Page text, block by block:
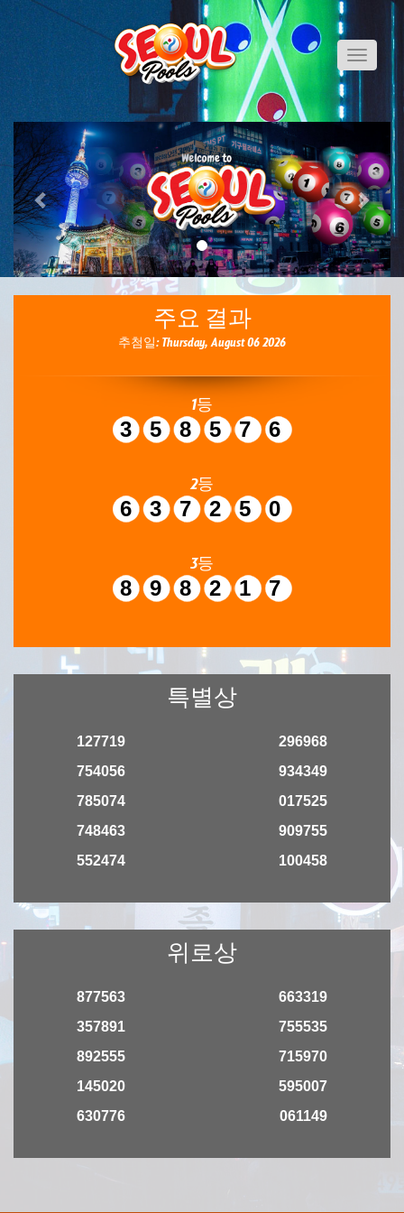
Toggle
Previous Next
주요 결과
추첨일: Thursday, August 06 2026
1등
358576
2등
637250
3등
898217
특별상
127719
754056
785074
748463
552474
296968
934349
017525
909755
100458
위로상
877563
357891
892555
145020
630776
663319
755535
715970
595007
061149